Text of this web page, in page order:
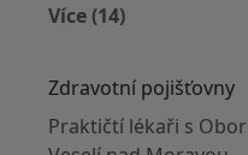
Více (14)
Zdravotní pojišťovny
Praktičtí lékaři s